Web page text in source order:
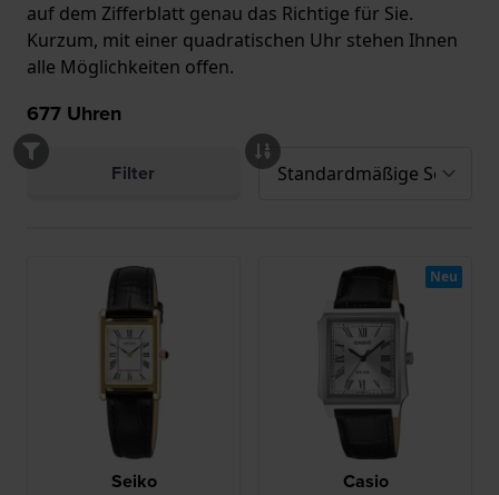
auf dem Zifferblatt genau das Richtige für Sie.
Kurzum, mit einer quadratischen Uhr stehen Ihnen
alle Möglichkeiten offen.
677 Uhren
Filter
Seiko Casio
Neu